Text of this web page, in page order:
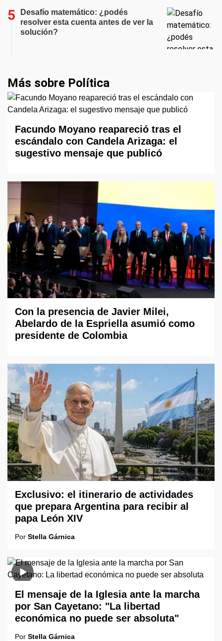
Desafío matemático: ¿podés
resolver esta cuenta antes de ver la
solución?
Más sobre Política
Facundo Moyano reapareció tras el
escándalo con Candela Arizaga: el
sugestivo mensaje que publicó
Con la presencia de Javier Milei,
Abelardo de la Espriella asumió como
presidente de Colombia
Exclusivo: el itinerario de actividades
que prepara Argentina para recibir al
papa León XIV
Por Stella Gárnica
El mensaje de la Iglesia ante la marcha
por San Cayetano: "La libertad
económica no puede ser absoluta"
Por Stella Gárnica